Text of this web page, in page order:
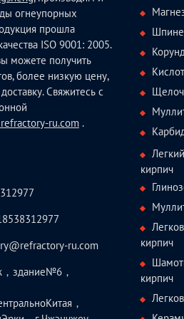
огнеупорных
прошла
ISO 9001: 2005.
можете получить
более низкую цену,
Свяжитесь с
ru.com .
ru.com
，здание№6，
，
кирпич
кирпич
кирпич